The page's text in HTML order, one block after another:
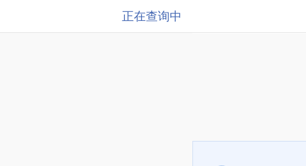
正在查询中